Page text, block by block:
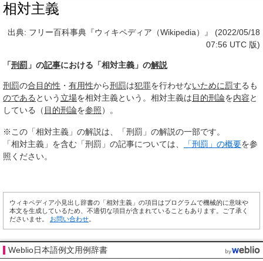
相対主義
出典: フリー百科事典『ウィキペディア（Wikipedia）』 (2022/05/18
07:56 UTC 版)
「刑罰 」の記事における「相対主義」の解説
刑罰の合目的性 ・ 有用性から刑罰は犯罪を行わせないために罰するも
のである という 立場を相対主義という。相対主義は目的刑論を内容と
している（ 目的刑論を参照）。
※この「相対主義」の解説は、「刑罰」の解説の一部です。
「相対主義」を含む「刑罰」の記事については、
「刑罰」の概要を参
照ください。
ウィキペディア小見出し辞書の「相対主義」の項目はプログラムで機械的に意味や
本文を生成しているため、不適切な項目が含まれていることもあります。ご了承く
ださいませ。 お問い合わせ
Weblio日本語例文用例辞書